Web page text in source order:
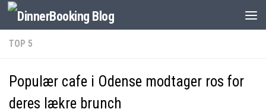
TOP 5
Populær cafe i Odense modtager ros for
deres lækre brunch